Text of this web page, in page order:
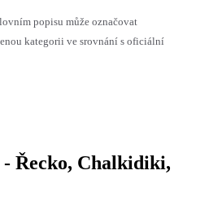
popisu může označovat
kategorii ve srovnání s oficiální
Řecko, Chalkidiki,